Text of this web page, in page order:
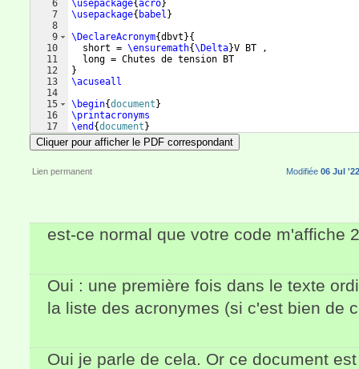
6
7
8
9
10
11
12
13
14
15
16
17
\usepackage{acro}
\usepackage{ babel }
\DeclareAcronym{dbvt }{
  short =
\ensuremath{\Delta}V BT ,
  long = Chutes de tension BT
}
\acuseall
\begin{document }
\printacronyms
\end {document }
Cliquer pour afficher le PDF correspondant
Lien permanent Modifiée 06 Jul
est-ce normal que votre code m'affiche
Oui : une première fois dans le texte
la liste des acronymes (si c'est bien de
Oui je parle de cela. Or ce document